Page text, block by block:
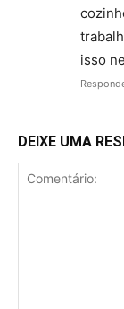
isso
DEIXE UMA